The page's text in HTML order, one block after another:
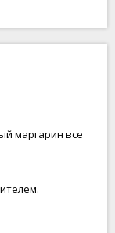
маргарин все